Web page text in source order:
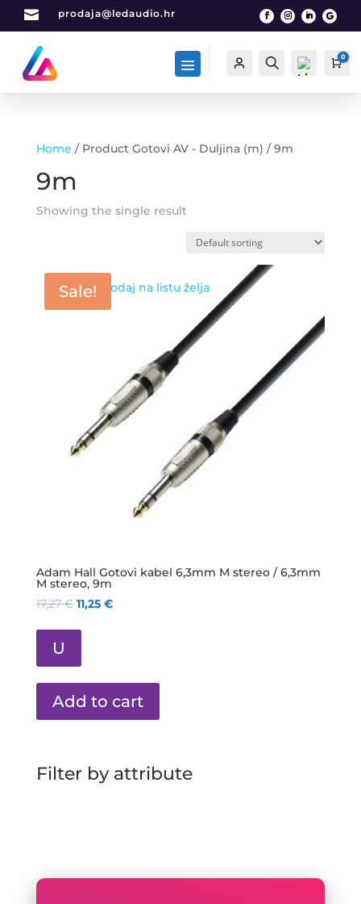
 prodaja@ledaudio.hr
Račun Traži 0
Home / Product Gotovi AV - Duljina (m) / 9m
9m
Showing the single result
Sale!
Adam Hall Gotovi kabel 6,3mm M stereo / 6,3mm
M stereo, 9m
17,27€ 11,25 €
U
Dodaj na listu želja
Add to cart
Filter by attribute